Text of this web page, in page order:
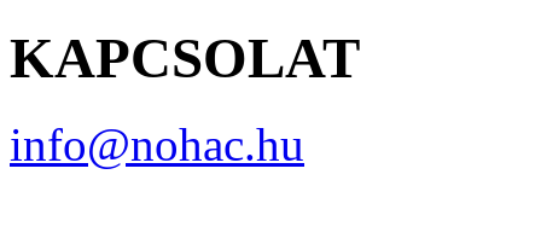
KAPCSOLAT
info@nohac.hu